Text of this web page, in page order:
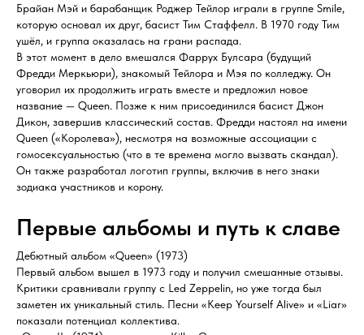
Брайан Мэй и барабанщик Роджер Тейлор играли в группе Smile,
которую основал их друг, басист Тим Стаффелл. В 1970 году Тим
ушёл, и группа оказалась на грани распада.
В этот момент в дело вмешался Фаррух Булсара (будущий
Фредди Меркьюри), знакомый Тейлора и Мэя по колледжу. Он
уговорил их продолжить играть вместе и предложил новое
название — Queen. Позже к ним присоединился басист Джон
Дикон, завершив классический состав. Фредди настоял на имени
Queen («Королева»), несмотря на возможные ассоциации с
гомосексуальностью (что в те времена могло вызвать скандал).
Он также разработал логотип группы, включив в него знаки
зодиака участников и корону.
Первые альбомы и путь к славе
Дебютный альбом «Queen» (1973)
Первый альбом вышел в 1973 году и получил смешанные отзывы.
Критики сравнивали группу с Led Zeppelin, но уже тогда был
заметен их уникальный стиль. Песни «Keep Yourself Alive» и «Liar»
показали потенциал коллектива.